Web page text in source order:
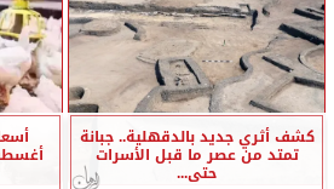
كشف أثري جديد بالدقهلية.. جبانة
تمتد من عصر ما قبل الأسرات
حتى...